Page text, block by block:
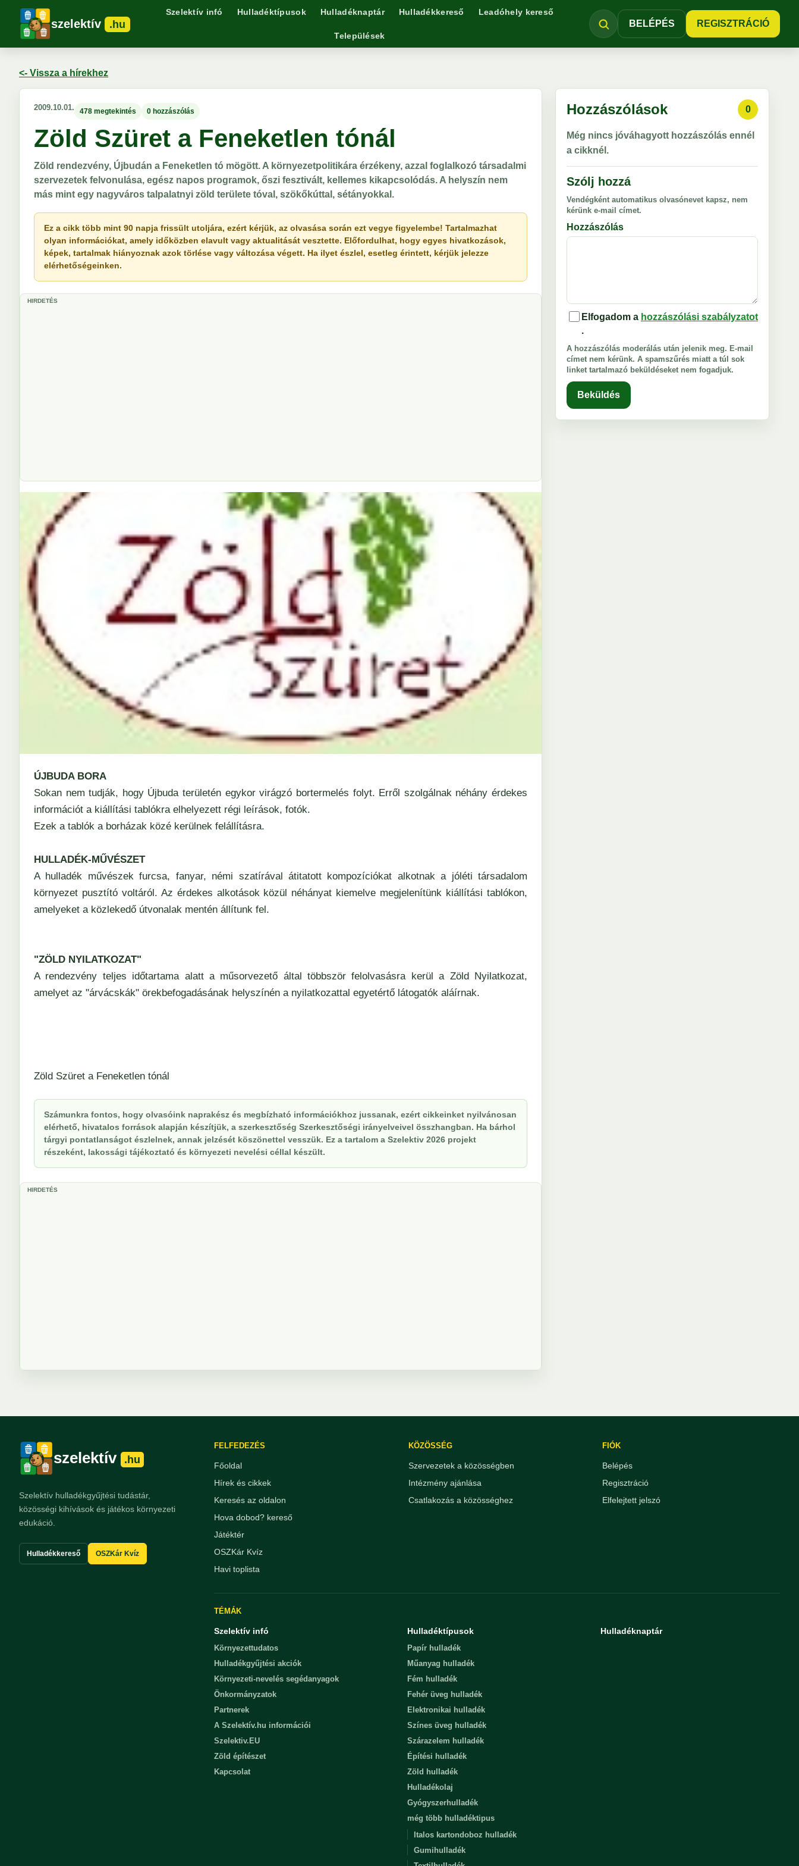
szelektív .hu
Szelektív infó Hulladéktípusok Hulladéknaptár Hulladékkereső Leadóhely kereső
Települések
BELÉPÉS REGISZTRÁCIÓ
<- Vissza a hírekhez
2009.10.01. 478 megtekintés 0 hozzászólás
Zöld Szüret a Feneketlen tónál
Zöld rendezvény, Újbudán a Feneketlen tó mögött. A környezetpolitikára érzékeny, azzal foglalkozó társadalmi
szervezetek felvonulása, egész napos programok, őszi fesztivált, kellemes kikapcsolódás. A helyszín nem
más mint egy nagyváros talpalatnyi zöld területe tóval, szökőkúttal, sétányokkal.
Ez a cikk több mint 90 napja frissült utoljára, ezért kérjük, az olvasása során ezt vegye figyelembe! Tartalmazhat
olyan információkat, amely időközben elavult vagy aktualitását vesztette. Előfordulhat, hogy egyes hivatkozások,
képek, tartalmak hiányoznak azok törlése vagy változása végett. Ha ilyet észlel, esetleg érintett, kérjük jelezze
elérhetőségeinken.
HIRDETÉS
ÚJBUDA BORA
Sokan nem tudják, hogy Újbuda területén egykor virágzó bortermelés folyt. Erről szolgálnak néhány érdekes
információt a kiállítási tablókra elhelyezett régi leírások, fotók.
Ezek a tablók a borházak közé kerülnek felállításra.
HULLADÉK-MŰVÉSZET
A hulladék művészek furcsa, fanyar, némi szatírával átitatott kompozíciókat alkotnak a jóléti társadalom
környezet pusztító voltáról. Az érdekes alkotások közül néhányat kiemelve megjelenítünk kiállítási tablókon,
amelyeket a közlekedő útvonalak mentén állítunk fel.
"ZÖLD NYILATKOZAT"
A rendezvény teljes időtartama alatt a műsorvezető által többször felolvasásra kerül a Zöld Nyilatkozat,
amelyet az "árvácskák" örekbefogadásának helyszínén a nyilatkozattal egyetértő látogatók aláírnak.
Zöld Szüret a Feneketlen tónál
Számunkra fontos, hogy olvasóink naprakész és megbízható információkhoz jussanak, ezért cikkeinket nyilvánosan
elérhető, hivatalos források alapján készítjük, a szerkesztőség Szerkesztőségi irányelveivel összhangban. Ha bárhol
tárgyi pontatlanságot észlelnek, annak jelzését köszönettel vesszük. Ez a tartalom a Szelektiv 2026 projekt
részeként, lakossági tájékoztató és környezeti nevelési céllal készült.
HIRDETÉS
Hozzászólások 0
Még nincs jóváhagyott hozzászólás ennél
a cikknél.
Szólj hozzá
Vendégként automatikus olvasónevet kapsz, nem
kérünk e-mail címet.
Hozzászólás
Elfogadom a hozzászólási szabályzatot
.
A hozzászólás moderálás után jelenik meg. E-mail
címet nem kérünk. A spamszűrés miatt a túl sok
linket tartalmazó beküldéseket nem fogadjuk.
Beküldés
szelektív .hu
Szelektív hulladékgyűjtési tudástár,
közösségi kihívások és játékos környezeti
edukáció.
Hulladékkereső OSZKár Kvíz
FELFEDEZÉS
Főoldal
Hírek és cikkek
Keresés az oldalon
Hova dobod? kereső
Játéktér
OSZKár Kvíz
Havi toplista
KÖZÖSSÉG
Szervezetek a közösségben
Intézmény ajánlása
Csatlakozás a közösséghez
FIÓK
Belépés
Regisztráció
Elfelejtett jelszó
TÉMÁK
Szelektív infó
Környezettudatos
Hulladékgyűjtési akciók
Környezeti-nevelés segédanyagok
Önkormányzatok
Partnerek
A Szelektív.hu információi
Szelektiv.EU
Zöld építészet
Kapcsolat
Hulladéktípusok
Papír hulladék
Műanyag hulladék
Fém hulladék
Fehér üveg hulladék
Elektronikai hulladék
Színes üveg hulladék
Szárazelem hulladék
Építési hulladék
Zöld hulladék
Hulladékolaj
Gyógyszerhulladék
még több hulladéktipus
Italos kartondoboz hulladék
Gumihulladék
Hulladéknaptár